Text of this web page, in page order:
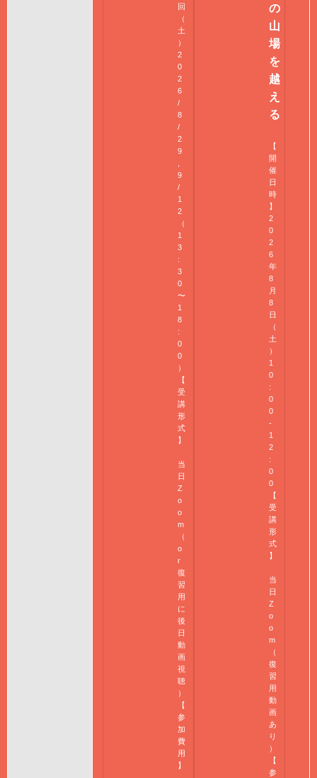
回
（
土
）
2
0
2
6
/
8
/
2
9
9
/
1
2
（
1
3
:
3
0
〜
1
8
:
0
0
）
【
受
講
形
式
】
当
日
Z
o
o
m
（
o
r
復
習
用
に
後
日
動
画
視
聴
）
【
参
加
費
用
】
の
山
場
を
越
え
る
【
開
催
日
時
】
2
0
2
6
年
8
月
8
日
（
土
）
1
0
:
0
0
-
1
2
:
0
0
【
受
講
形
式
】
当
日
Z
o
o
m
（
復
習
用
動
画
あ
り
）
【
参